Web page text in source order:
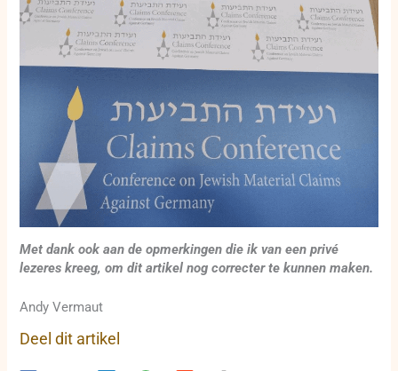
Met dank ook aan de opmerkingen die ik van een privé
lezeres kreeg, om dit artikel nog correcter te kunnen maken.
Andy Vermaut
Deel dit artikel